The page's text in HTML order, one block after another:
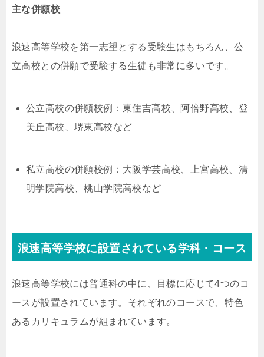
主な併願校
浪速高等学校を第一志望とする受験生はもちろん、公
立高校との併願で受験する生徒も非常に多いです。
公立高校の併願校例：東住吉高校、阿倍野高校、登
美丘高校、堺東高校など
私立高校の併願校例：大阪学芸高校、上宮高校、清
明学院高校、桃山学院高校など
浪速高等学校に設置されている学科・コース
浪速高等学校には普通科の中に、目標に応じて4つのコ
ースが設置されています。それぞれのコースで、特色
あるカリキュラムが組まれています。